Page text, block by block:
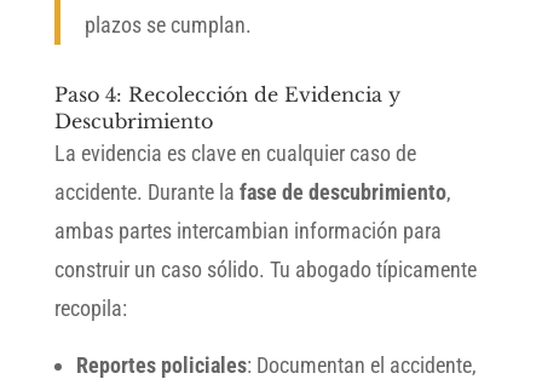
plazos se cumplan.
Paso 4: Recolección de Evidencia y
Descubrimiento
La evidencia es clave en cualquier caso de
accidente. Durante la fase de descubrimiento,
ambas partes intercambian información para
construir un caso sólido. Tu abogado típicamente
recopila:
Reportes policiales: Documentan el accidente,